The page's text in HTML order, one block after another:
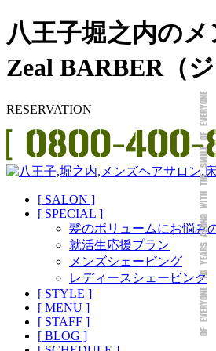
八王子堀之内の
Zeal BARBER（
RESERVATION
[ SALON ]
[ SPECIAL ]
髪のボリュームにお悩み
就活生応援プラン
メンズシェービング
レディースシェービング
[ STYLE ]
[ MENU ]
[ STAFF ]
[ BLOG ]